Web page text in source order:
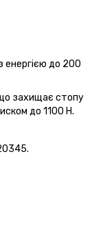
енергією до 200
захищає стопу
до 1100 Н.